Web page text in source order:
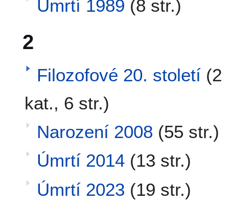
Úmrtí 1989 (8 str.)
2
Filozofové 20. století (2
kat., 6 str.)
Narození 2008 (55 str.)
Úmrtí 2014 (13 str.)
Úmrtí 2023 (19 str.)